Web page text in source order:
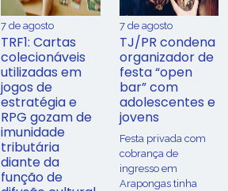
7 de agosto
TRF1: Cartas
colecionáveis
utilizadas em
jogos de
estratégia e
RPG gozam de
imunidade
tributária
diante da
função de
7 de agosto
TJ/PR condena
organizador de
festa “open
bar” com
adolescentes e
jovens
Festa privada com
cobrança de
ingresso em
Arapongas tinha